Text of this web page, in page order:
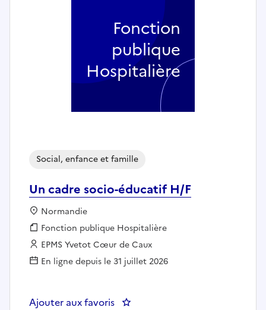
Un cadre socio-éducatif H/F
Social, enfance et famille
Localisation :
Normandie
Fonction publique :
Fonction publique Hospitalière
Employeur :
EPMS Yvetot Cœur de Caux
En ligne depuis le 31 juillet 2026
Ajouter aux favoris : Un cadre socio-éducatif H/F
Fonction
publique
Hospitalière